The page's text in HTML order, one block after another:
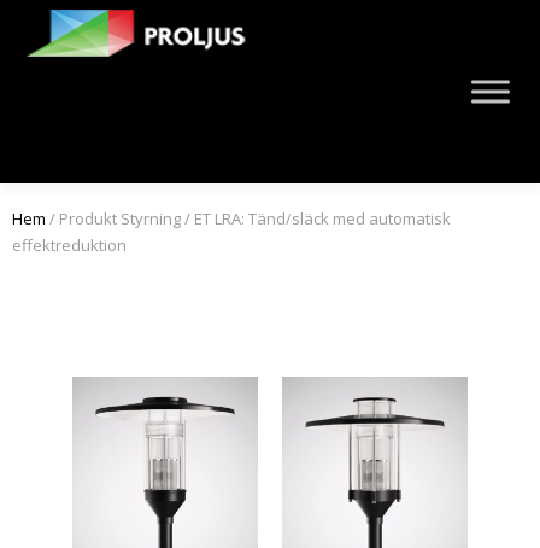
Hem / Produkt Styrning / ET LRA: Tänd/släck med automatisk
effektreduktion